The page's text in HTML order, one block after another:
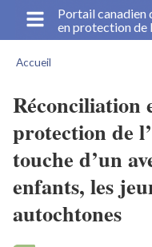
principal
Portail canadien
en protection de
d'Ariane
Accueil
Réconciliation
protection de
touche d’un
enfants, les
autochtones